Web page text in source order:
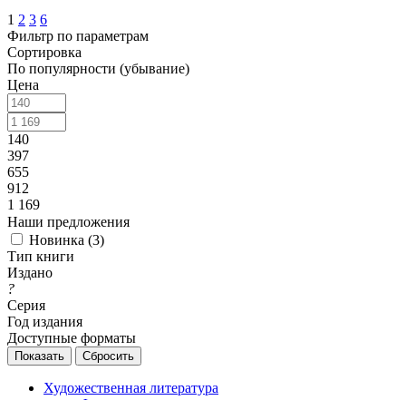
1 2 3 6
Фильтр по параметрам
Сортировка
По популярности (убывание)
Цена
140
397
655
912
1 169
Наши предложения
Новинка (3)
Тип книги
Издано
?
Серия
Год издания
Доступные форматы
Сбросить
Художественная литература